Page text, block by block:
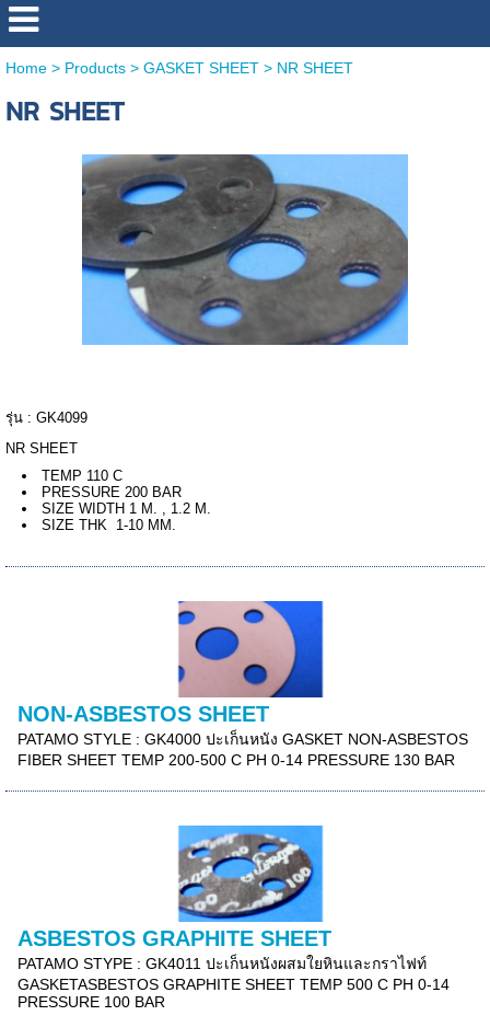
Home > Products> GASKET SHEET> NR SHEET
NR SHEET
รุ่น : GK4099
NR SHEET
TEMP 110 C
PRESSURE 200 BAR
SIZE WIDTH 1 M. , 1.2 M.
SIZE THK 1-10 MM.
NON-ASBESTOS SHEET
PATAMO STYLE : GK4000 ปะเก็นหนัง GASKET NON-ASBESTOS
FIBER SHEET TEMP 200-500 C PH 0-14 PRESSURE 130 BAR
ASBESTOS GRAPHITE SHEET
PATAMO STYPE : GK4011 ปะเก็นหนังผสมใยหินและกราไฟท์
GASKETASBESTOS GRAPHITE SHEET TEMP 500 C PH 0-14
PRESSURE 100 BAR